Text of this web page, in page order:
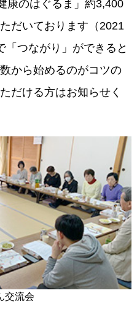
康のはぐるま」約3,400
だいております（2021
つながり」ができると
から始めるのがコツの
だける方はお知らせく
交流会